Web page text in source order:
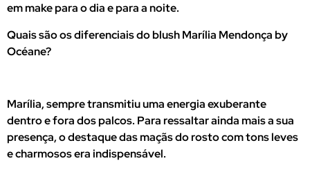
em make para o dia e para a noite.
Quais são os diferenciais do blush Marília Mendonça by
Océane?
Marília, sempre transmitiu uma energia exuberante
dentro e fora dos palcos. Para ressaltar ainda mais a sua
presença, o destaque das maçãs do rosto com tons leves
e charmosos era indispensável.